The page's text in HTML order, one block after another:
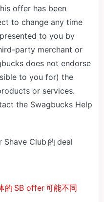
offer has been
to change any time
to you by
party merchant or
does not endorse
to you for) the
or services.
the Swagbucks Help
Shave Club 的 deal
的 SB offer 可能不同